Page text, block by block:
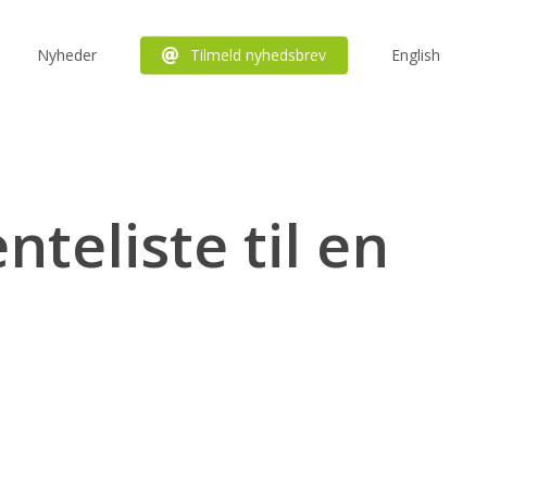
Nyheder Tilmeld nyhedsbrev English
til en